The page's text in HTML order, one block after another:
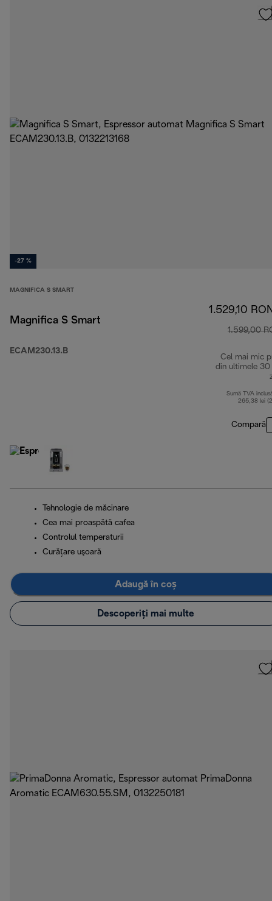
-27 %
MAGNIFICA S SMART
Magnifica S Smart
ECAM230.13.B
1.529,10
1.599,00
Cel mai mic
din ultimele 30
Sumă TVA
265,38 lei
Compară
Tehnologie de măcinare
Cea mai proaspătă cafea
Controlul temperaturii
Curăţare uşoară
Adaugă în coș
Descoperiți mai multe